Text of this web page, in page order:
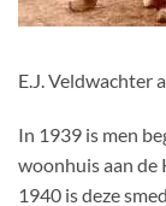
E.J. Veldwachter
In 1939 is men
woonhuis aan de
1940 is deze